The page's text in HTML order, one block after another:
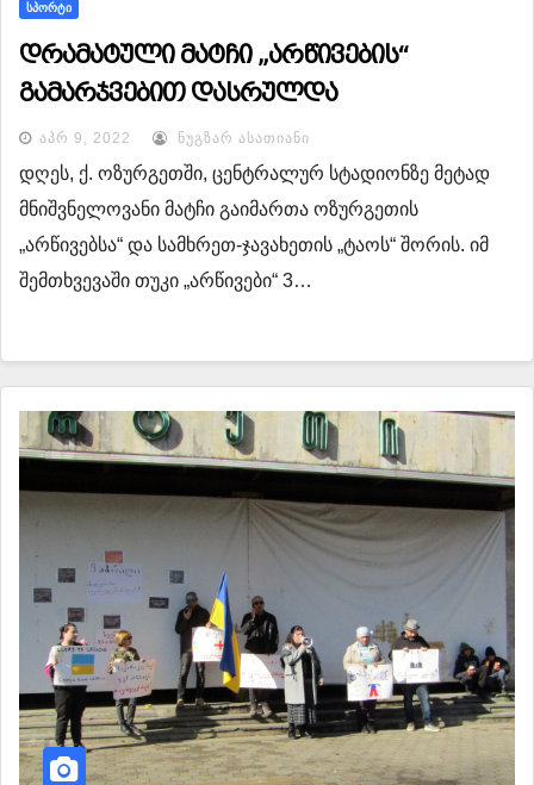
ᲡᲞᲝᲠᲢᲘ
დრამატული მატჩი „არწივების“
გამარჯვებით დასრულდა
ᲐᲞᲠ 9, 2022 ᲜᲣᲒᲖᲐᲠ ᲐᲡᲐᲗᲘᲐᲜᲘ
დღეს, ქ. ოზურგეთში, ცენტრალურ სტადიონზე მეტად
მნიშვნელოვანი მატჩი გაიმართა ოზურგეთის
„არწივებსა“ და სამხრეთ-ჯავახეთის „ტაოს“ შორის. იმ
შემთხვევაში თუკი „არწივები“ 3…